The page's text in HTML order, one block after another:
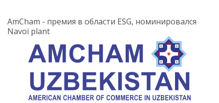
AmCham - премия в области ESG, номинировался
Navoi plant